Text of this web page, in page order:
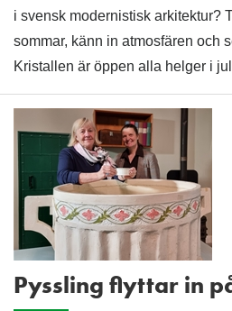
i svensk modernistisk arkitektur?
sommar, känn in atmosfären och
Kristallen är öppen alla helger i
Pyssling flyttar in